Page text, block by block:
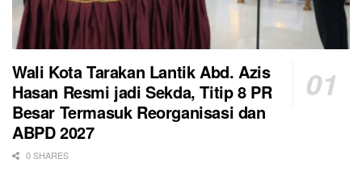
Wali Kota Tarakan Lantik Abd. Azis
Hasan Resmi jadi Sekda, Titip 8 PR
Besar Termasuk Reorganisasi dan
ABPD 2027
0 SHARES